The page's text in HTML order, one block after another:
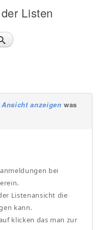
Listen
anzeigen was
bei
Listenansicht die
kann.
klicken das man zur